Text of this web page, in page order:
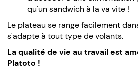
qu'un sandwich à la va vite !
Le plateau se range facilement
s'adapte à tout type de volants.
La qualité de vie au travail est
Platoto !